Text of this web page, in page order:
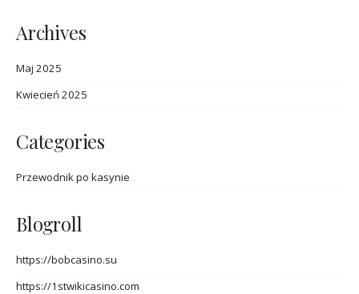
Archives
Maj 2025
Kwiecień 2025
Categories
Przewodnik po kasynie
Blogroll
https://bobcasino.su
https://1stwikicasino.com